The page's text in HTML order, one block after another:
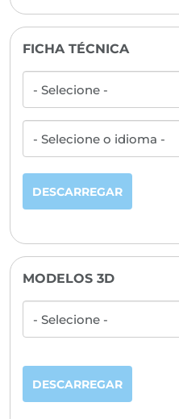
FICHA TÉCNICA
DESCARREGAR
MODELOS 3D
DESCARREGAR